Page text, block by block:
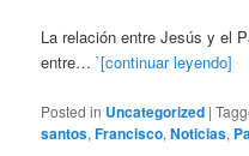
La relación entre Jesús y el
entre…`[continuar leyendo]
Posted in Uncategorized |
santos,Francisco,Noticias,